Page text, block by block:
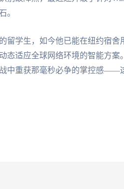
。
留学生，如今他已能在纽约宿
态适应全球网络环境的智能方
中重获那毫秒必争的掌控感——